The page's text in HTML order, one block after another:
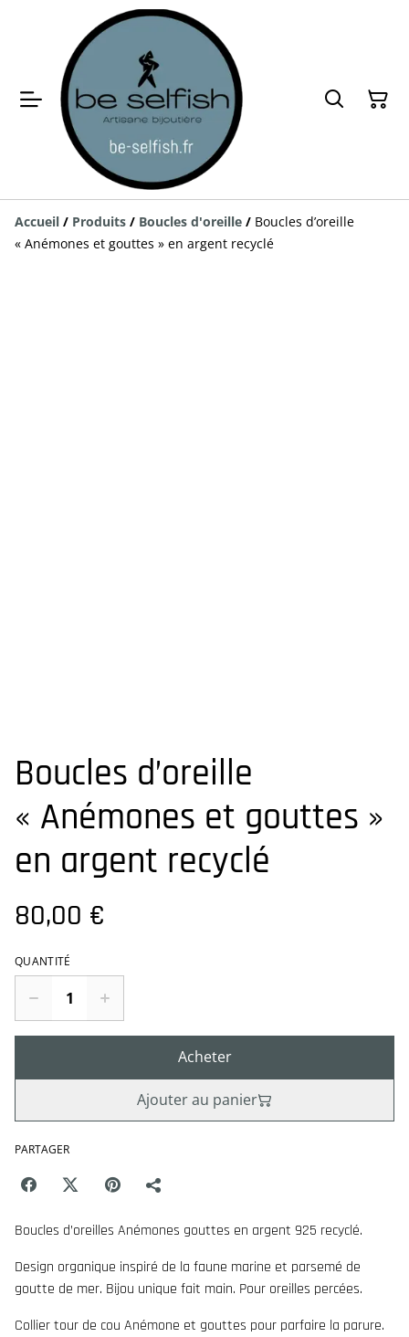
Accueil / Produits / Boucles d'oreille / Boucles d’oreille
« Anémones et gouttes » en argent recyclé
Boucles d’oreille
« Anémones et gouttes »
en argent recyclé
80,00 €
QUANTITÉ
Acheter
Ajouter au panier
PARTAGER
Boucles d’oreilles Anémones gouttes en argent 925 recyclé.
Design organique inspiré de la faune marine et parsemé de
goutte de mer. Bijou unique fait main. Pour oreilles percées.
Collier tour de cou Anémone et gouttes pour parfaire la parure.